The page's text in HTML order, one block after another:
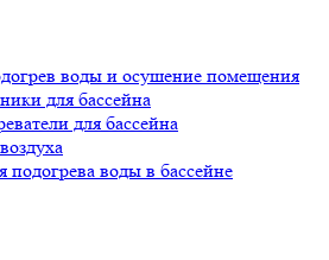
воды и осушение помещения
для бассейна
для бассейна
подогрева воды в бассейне